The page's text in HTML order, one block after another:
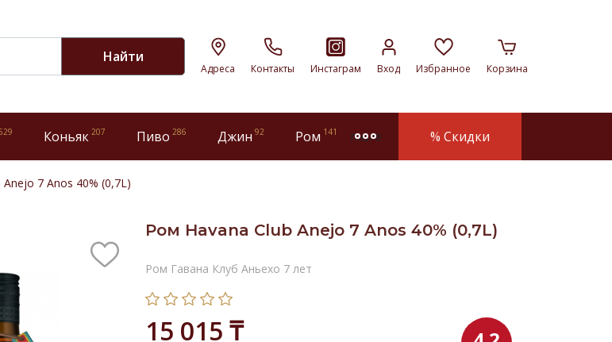
Найти
Адреса Контакты Инстаграм Вход Избранное Корзина
Коньяк 207 Пиво 286 Джин 92 Ром 141 more % Скидки
7 Anos 40% (0,7L)
Ром Havana Club Anejo 7 Anos 40% (0,7L)
Ром Гавана Клуб Аньехо 7 лет
15 015 ₸